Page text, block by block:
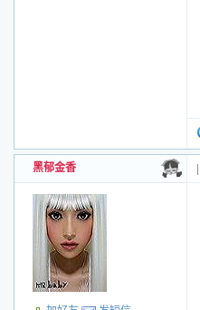
黑郁金香